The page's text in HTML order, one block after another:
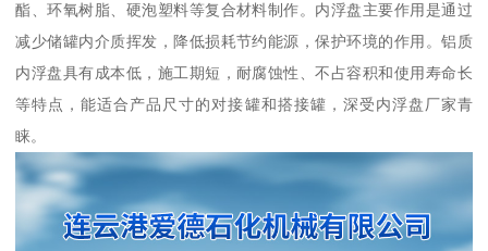
酯、环氧树脂、硬泡塑料等复合材料制作。内浮盘主要作用是通过
减少储罐内介质挥发，降低损耗节约能源，保护环境的作用。铝质
内浮盘具有成本低，施工期短，耐腐蚀性、不占容积和使用寿命长
等特点，能适合产品尺寸的对接罐和搭接罐，深受内浮盘厂家青
睐。